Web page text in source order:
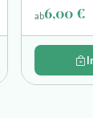
ab6,00 €